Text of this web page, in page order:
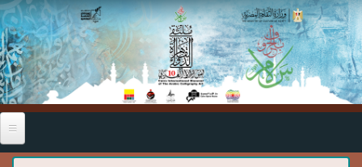
Skip to main content